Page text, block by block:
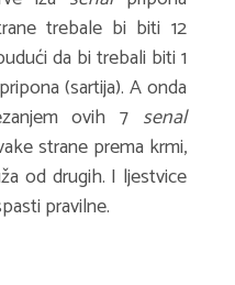
trebale bi biti 12
da bi trebali biti 1
(sartija). A onda
ovih 7 senal
strane prema krmi,
od drugih. I ljestvice
pravilne.